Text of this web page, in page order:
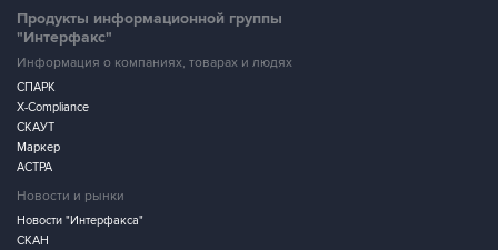
Продукты информационной группы
"Интерфакс"
Информация о компаниях, товарах и людях
СПАРК
X-Compliance
СКАУТ
Маркер
АСТРА
Новости и рынки
Новости "Интерфакса"
СКАН